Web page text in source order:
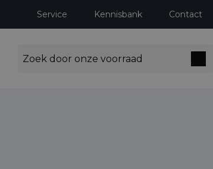
Service Kennisbank Contact